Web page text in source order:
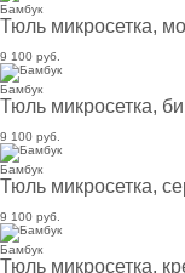
Бамбук
Тюль микросетка,
9 100 руб.
Бамбук
Тюль микросетка,
9 100 руб.
Бамбук
Тюль микросетка,
9 100 руб.
Бамбук
Тюль микросетка,